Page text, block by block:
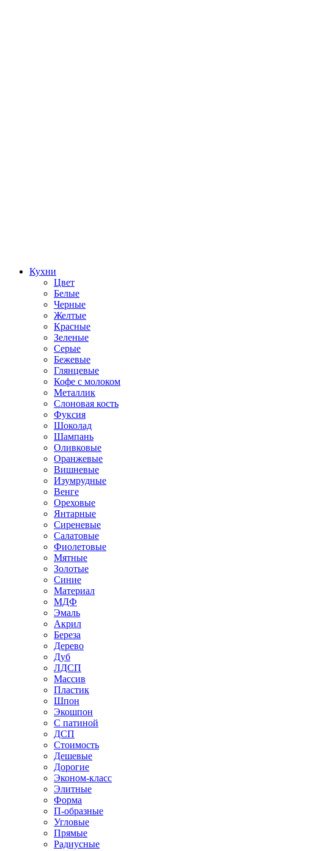
Кухни
Цвет
Белые
Черные
Желтые
Красные
Зеленые
Серые
Бежевые
Глянцевые
Кофе с молоком
Металлик
Слоновая кость
Фуксия
Шоколад
Шампань
Оливковые
Оранжевые
Вишневые
Изумрудные
Венге
Ореховые
Янтарные
Сиреневые
Салатовые
Фиолетовые
Мятные
Золотые
Синие
Материал
МДФ
Эмаль
Акрил
Береза
Дерево
Дуб
ЛДСП
Массив
Пластик
Шпон
Экошпон
С патиной
ДСП
Стоимость
Дешевые
Дорогие
Эконом-класс
Элитные
Форма
П-образные
Угловые
Прямые
Радиусные